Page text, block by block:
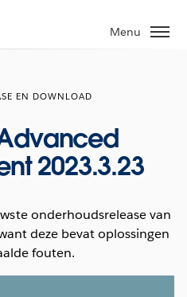
Menu
EN DOWNLOAD
2023.3.23
onderhoudsrelease van
deze bevat oplossingen
fouten.